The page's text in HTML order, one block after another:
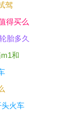
驾
得买么
胎多久
和
火车